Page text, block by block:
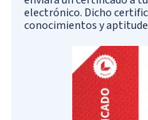
electrónico. Dicho
conocimientos y